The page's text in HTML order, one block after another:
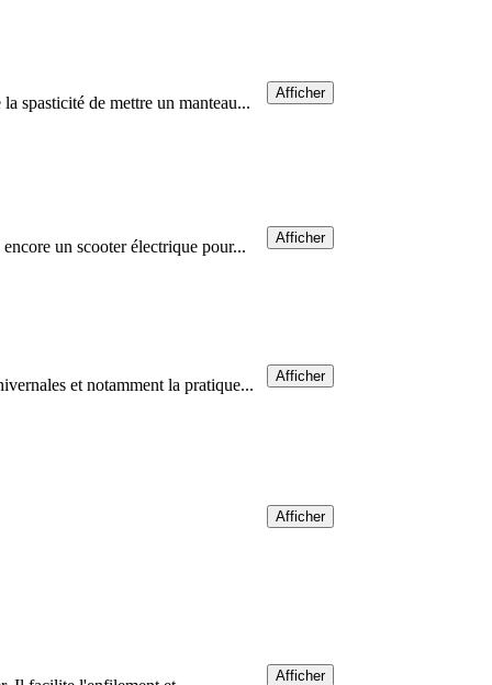
spasticité de mettre un manteau...
Afficher
un scooter électrique pour...
Afficher
et notamment la pratique...
Afficher
Afficher
Afficher